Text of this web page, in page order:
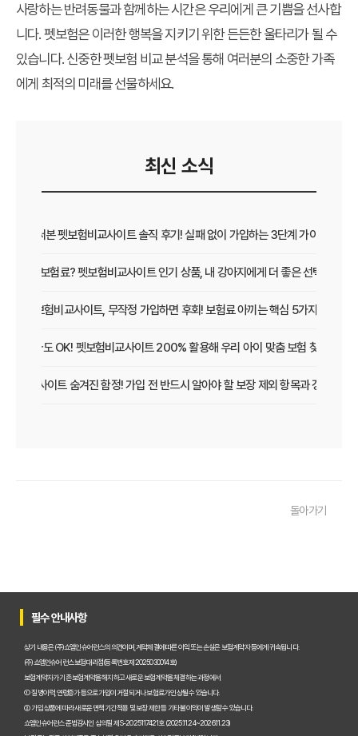
사랑하는 반려동물과 함께하는 시간은 우리에게 큰 기쁨을 선사합
니다. 펫보험은 이러한 행복을 지키기 위한 든든한 울타리가 될 수
있습니다. 신중한펫보험 비교 분석을 통해 여러분의 소중한 가족
에게 최적의 미래를 선물하세요.
최신 소식
직접 써본 펫보험비교사이트 솔직 후기! 실패 없이 가입하는 3단계 가이드
보장 vs 보험료? 펫보험비교사이트 인기 상품, 내 강아지에게 더 좋은 선택은?
펫보험비교사이트, 무작정 가입하면 후회! 보험료 아끼는 핵심 5가지
초보 집사도 OK! 펫보험비교사이트 200% 활용해 우리 아이 맞춤 보험 찾는 법
험비교사이트 숨겨진 함정! 가입 전 반드시 알아야 할 보장 제외 항목과 갱신 조건
펫보험비교사이트, 평점만 보고 고르면 후회? 진짜 중요한 차이점은?
펫보험비교사이트, A사와 B사 어디가 더 유리할까?
펫보험비교사이트 이용 전 필수! 놓치면 후회할 3가지 체크리스트
펫보험비교사이트, 내 반려동물에게 꼭 맞는 선택 기준은?
돌아가기
필수 안내사항
상기 내용은 (주)쇼엠인슈어런스의 의견이며, 계약체결에 따른 이익 또는 손실은 보험계약자 등에게 귀속됩니다.
(주)쇼엠인슈어런스 보험대리점(등록번호 제2025030014호)
보험계약자가 기존 보험계약을 해지하고 새로운 보험계약을 체결하는 과정에서
① 질병이력, 연령증가 등으로 가입이 거절되거나 보험료가 인상될 수 있습니다.
② 가입 상품에 따라 새로운 면책기간 적용 및 보장 제한 등 기타 불이익이 발생할 수 있습니다.
쇼엠인슈어런스 준법감시인 심의필 제S-2025117421호 (2025.11.24~2026.11.23)